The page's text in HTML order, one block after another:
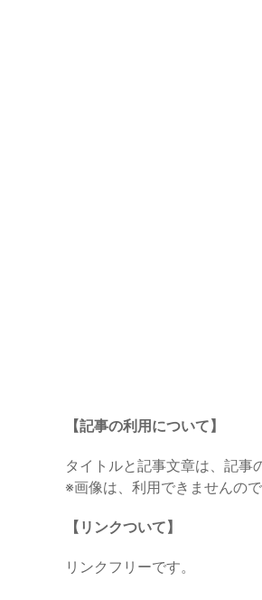
【記事の利用について】
タイトルと記事文章は、記事
※画像は、利用できませんので
【リンクついて】
リンクフリーです。